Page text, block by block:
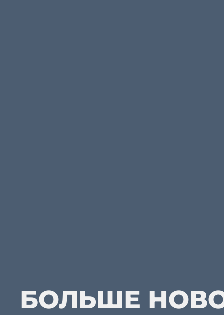
БОЛЬШЕ